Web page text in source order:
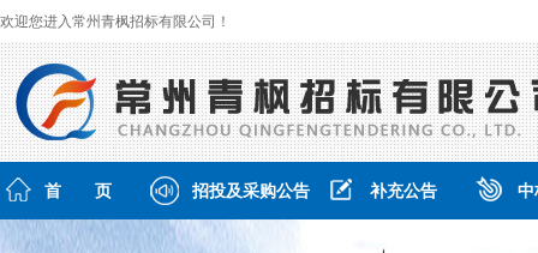
欢迎您进入常州青枫招标有限公司！
首 页 招投及采购公告 补充公告